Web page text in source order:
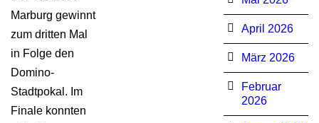
Marburg gewinnt
zum dritten Mal
in Folge den
Domino-
Stadtpokal. Im
Finale konnten
April 2026
März 2026
Februar
2026